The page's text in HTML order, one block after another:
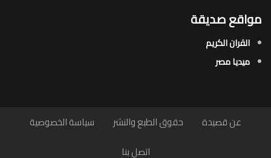
مواقع صديقة
القران الكريم
ميديا مصر
عن قصيدة حقوق الطبع والنشر
سياسة الخصوصية
اتصل بنا